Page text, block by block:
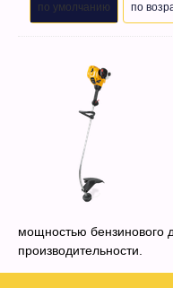
по умолчанию по
мощностью бензинового
производительности.